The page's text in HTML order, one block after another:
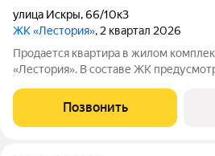
улица Искры,66/10к3
ЖК «Лестория», 2 квартал 2026
Продается квартира в жилом
«Лестория». В составе ЖК
подогреваемыми бассейнами, что
бизнес-класса. Аквазона объединяет
Позвонить